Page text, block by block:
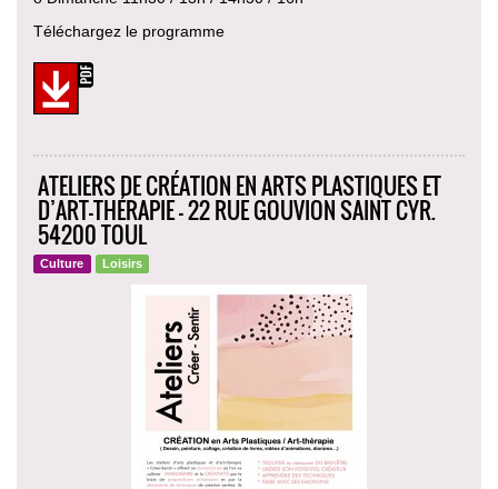
Téléchargez le programme
ATELIERS DE CRÉATION EN ARTS PLASTIQUES ET
D’ART-THÉRAPIE - 22 RUE GOUVION SAINT CYR.
54200 TOUL
Culture Loisirs